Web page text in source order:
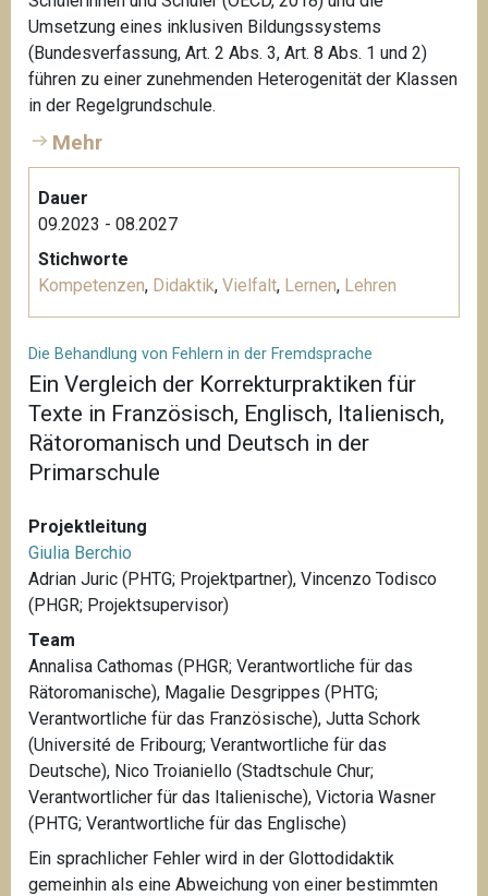
Umsetzung eines inklusiven Bildungssystems
(Bundesverfassung, Art. 2 Abs. 3, Art. 8 Abs. 1 und 2)
führen zu einer zunehmenden Heterogenität der Klassen
in der Regelgrundschule.
Mehr
Dauer
09.2023 - 08.2027
Stichworte
Kompetenzen, Didaktik, Vielfalt, Lernen, Lehren
Die Behandlung von Fehlern in der Fremdsprache
Ein Vergleich der Korrekturpraktiken für
Texte in Französisch, Englisch, Italienisch,
Rätoromanisch und Deutsch in der
Primarschule
Projektleitung
Giulia Berchio
Adrian Juric (PHTG; Projektpartner), Vincenzo Todisco
(PHGR; Projektsupervisor)
Team
Annalisa Cathomas (PHGR; Verantwortliche für das
Rätoromanische), Magalie Desgrippes (PHTG;
Verantwortliche für das Französische), Jutta Schork
(Université de Fribourg; Verantwortliche für das
Deutsche), Nico Troianiello (Stadtschule Chur;
Verantwortlicher für das Italienische), Victoria Wasner
(PHTG; Verantwortliche für das Englische)
Ein sprachlicher Fehler wird in der Glottodidaktik
gemeinhin als eine Abweichung von einer bestimmten